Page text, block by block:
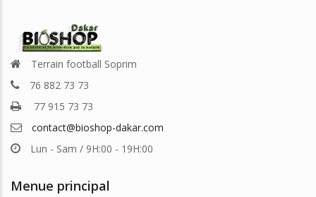
Terrain football Soprim
76 882 73 73
77 915 73 73
contact@bioshop-dakar.com
Lun - Sam / 9H:00 - 19H:00
Menue principal